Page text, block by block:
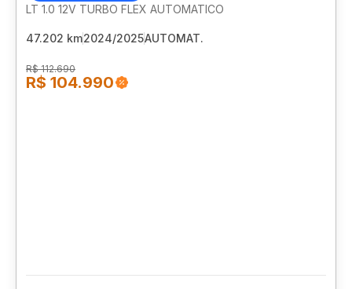
LT 1.0 12V TURBO FLEX AUTOMATICO
47.202 km2024/2025AUTOMAT.
R$ 112.690
R$ 104.990